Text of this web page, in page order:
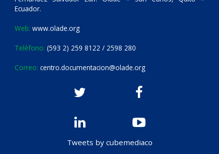
Ecuador.
Web: www.olade.org
Teléfono: (593 2) 259 8122 / 2598 280
Correo: centro.documentacion@olade.org
Tweets by cubemediaco